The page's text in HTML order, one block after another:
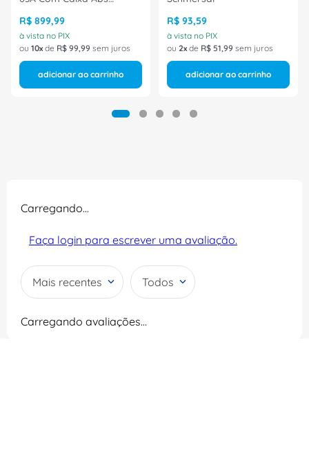
R$ 899,99
à vista no PIX
ou 10 de R$ 99,99 sem juros
adicionar ao carrinho
R$ 93,59
à vista no PIX
ou 2 de R$ 51,99 sem juros
adicionar ao carrinho
Carregando…
Faça login para escrever uma avaliação.
Mais recentes Todos
Carregando avaliações…